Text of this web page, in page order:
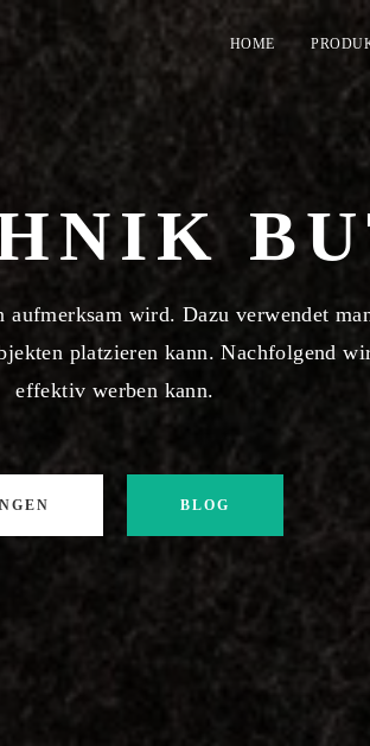
HOME
wird. Dazu verwendet
platzieren kann. Nachfolgend
effektiv werben kann.
BLOG